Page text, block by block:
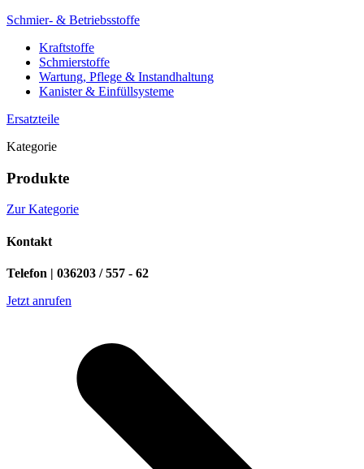
Schmier- & Betriebsstoffe
Kraftstoffe
Schmierstoffe
Wartung, Pflege & Instandhaltung
Kanister & Einfüllsysteme
Ersatzteile
Kategorie
Produkte
Zur Kategorie
Kontakt
Telefon | 036203 / 557 - 62
Jetzt anrufen